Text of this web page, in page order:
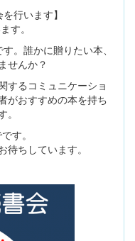
行います】
す。
。誰かに贈りたい本、
せんか？
するコミュニケーショ
がおすすめの本を持ち
す。
ちしています。